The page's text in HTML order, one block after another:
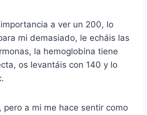
a ver un 200, lo
mi demasiado, le echáis las
la hemoglobina tiene
os levantáis con 140 y lo
pero a mi me hace sentir como